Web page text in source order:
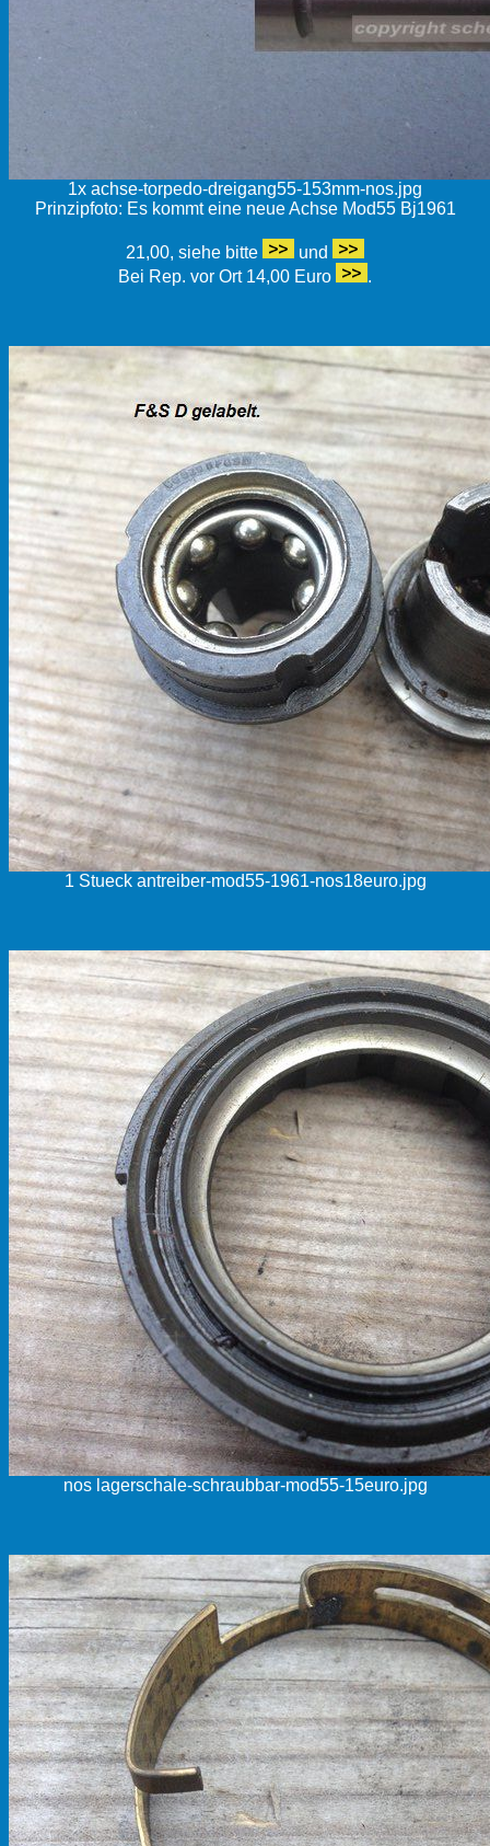
1x achse-torpedo-dreigang55-153mm-nos.jpg
Prinzipfoto: Es kommt eine neue Achse Mod55 Bj1961
21,00, siehe bitte
und
Bei Rep. vor Ort 14,00 Euro
.
1 Stueck antreiber-mod55-1961-nos18euro.jpg
nos lagerschale-schraubbar-mod55-15euro.jpg